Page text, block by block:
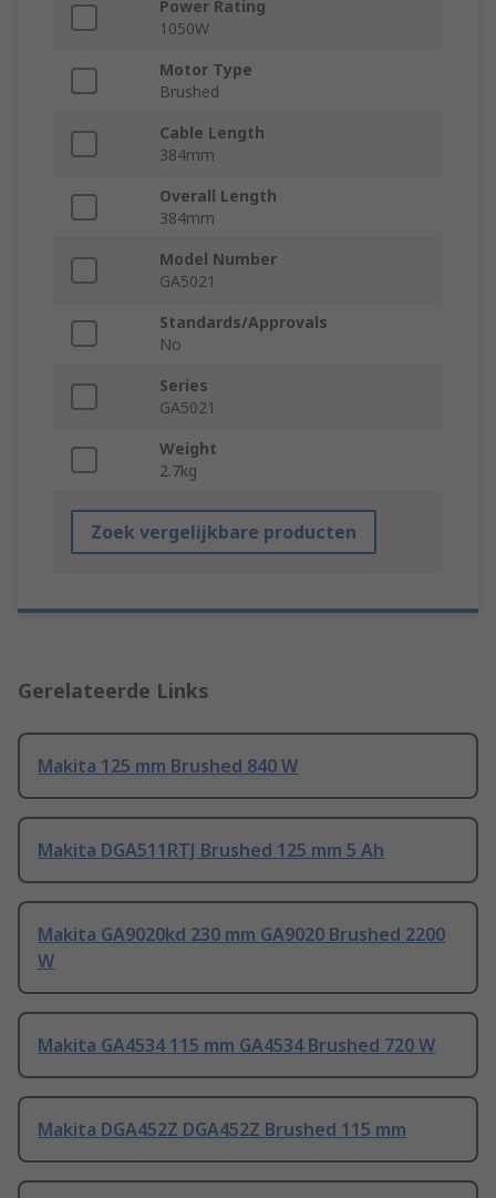
Power Rating
1050W
Motor Type
Brushed
Cable Length
384mm
Overall Length
384mm
Model Number
GA5021
Standards/Approvals
No
Series
GA5021
Weight
2.7kg
Zoek vergelijkbare producten
Gerelateerde Links
Makita 125 mm Brushed 840 W
Makita DGA511RTJ Brushed 125 mm 5 Ah
Makita GA9020kd 230 mm GA9020 Brushed 2200
W
Makita GA4534 115 mm GA4534 Brushed 720 W
Makita DGA452Z DGA452Z Brushed 115 mm